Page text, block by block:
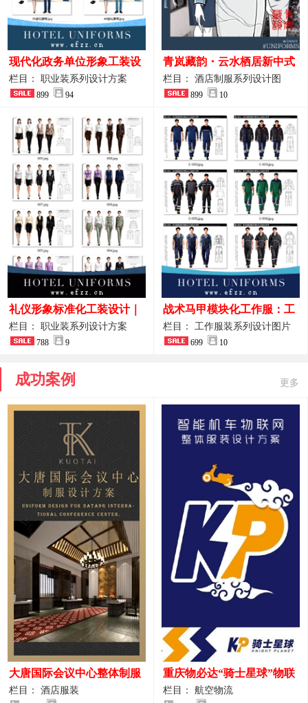
现代化政务单位形象工装设
计｜国风会务接待西装制服
整套方案
栏目： 职业装系列设计方案
899 94
青岚藏韵・云水栖居新中式
酒店全岗位制服设计原创作
品图
栏目： 酒店制服系列设计图
899 10
礼仪形象标准化工装设计｜
高端服务业仪态塑造专属职
业装系列
栏目： 职业装系列设计方案
788 9
战术马甲模块化工作服：工
程巡检与设备调试岗位的多
功能收纳设计
栏目： 工作服装系列设计图片
699 10
成功案例 更多
大唐国际会议中心整体制服
设计案例
栏目： 酒店服装
重庆物必达“骑士星球”物联
网派送人员服装设计案例
栏目： 航空物流